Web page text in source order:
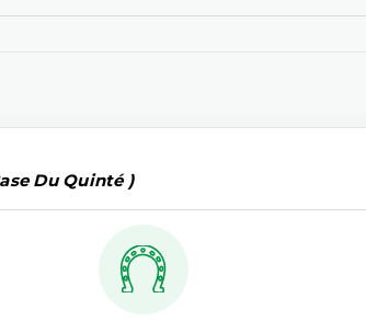
Du Quinté )